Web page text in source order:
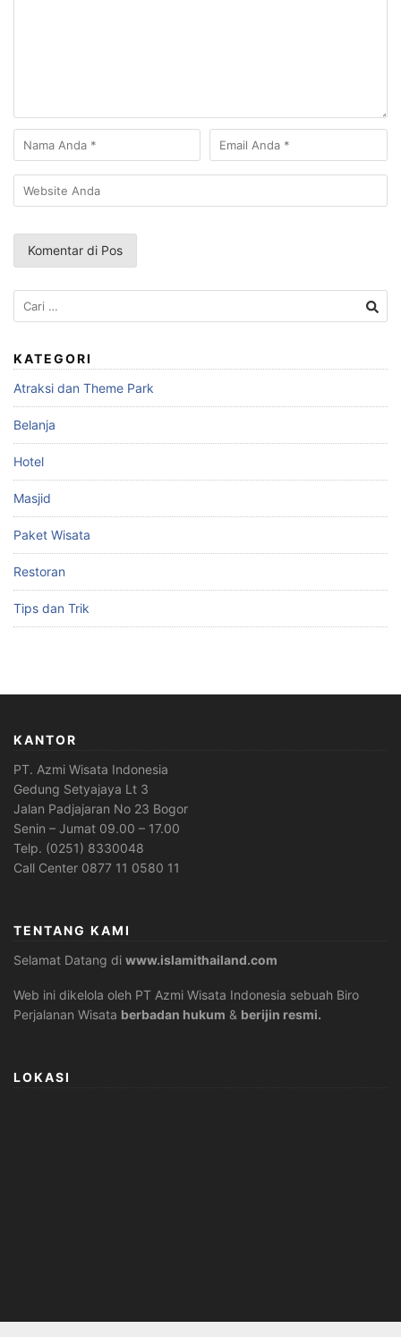
Cari
untuk:
KATEGORI
Atraksi dan Theme Park
Belanja
Hotel
Masjid
Paket Wisata
Restoran
Tips dan Trik
KANTOR
PT. Azmi Wisata Indonesia
Gedung Setyajaya Lt 3
Jalan Padjajaran No 23 Bogor
Senin – Jumat 09.00 – 17.00
Telp. (0251) 8330048
Call Center 0877 11 0580 11
TENTANG KAMI
Selamat Datang di www.islamithailand.com
Web ini dikelola oleh PT Azmi Wisata Indonesia sebuah Biro
Perjalanan Wisata berbadan hukum & berijin resmi.
LOKASI